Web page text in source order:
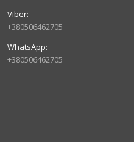
+380506462705
+380506462705